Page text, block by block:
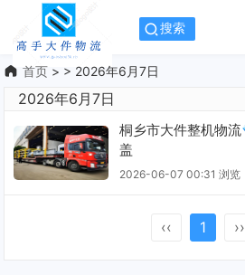
搜索
首页 > > 2026年6月7日
2026年6月7日
桐乡市大件整机物
盖
2026-06-07 00:31 浏览
‹‹ 1 ››